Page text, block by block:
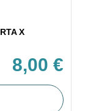
X
8,00 €